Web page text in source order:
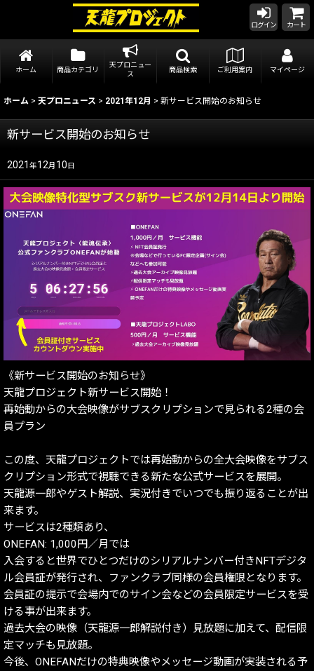
ログイン カート
ホーム 商品カテゴリ
天プロニュー
ス
商品検索 ご利用案内 マイページ
ホーム > 天プロニュース > 2021年12月 > 新サービス開始のお知らせ
新サービス開始のお知らせ
2021 年12月 10 日
《新サービス開始のお知らせ》
天龍プロジェクト新サービス開始！
再始動からの大会映像がサブスクリプションで見られる2種の会
員プラン
この度、天龍プロジェクトでは再始動からの全大会映像をサブス
クリプション形式で視聴できる新たな公式サービスを展開。
天龍源一郎やゲスト解説、実況付きでいつでも振り返ることが出
来ます。
サービスは2種類あり、
ONEFAN: 1,000円／月では
入会すると世界でひとつだけのシリアルナンバー付きNFTデジタ
ル会員証が発行され、ファンクラブ同様の会員権限となります。
会員証の提示で会場内でのサイン会などの会員限定サービスを受
ける事が出来ます。
過去大会の映像（天龍源一郎解説付き）見放題に加えて、配信限
定マッチも見放題。
今後、ONEFANだけの特典映像やメッセージ動画が実装される予